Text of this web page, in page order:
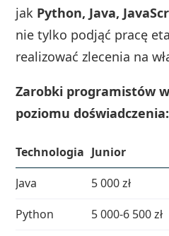
jak Python, Java,
nie tylko podjąć pracę
realizować zlecenia na
Zarobki programistów
poziomu doświadczenia:
Technologia Junior
Java
5 000 zł
Python
5 000-6 500 zł